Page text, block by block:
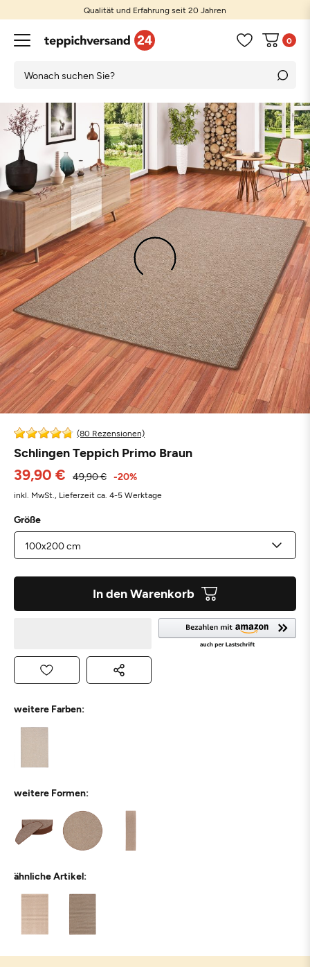
Qualität und Erfahrung seit 20 Jahren
0
(80 Rezensionen)
Schlingen Teppich Primo Braun
39,90 € 49,90 € -20%
inkl. MwSt., Lieferzeit ca. 4-5 Werktage
Größe
In den Warenkorb
weitere Farben:
weitere Formen:
ähnliche Artikel: